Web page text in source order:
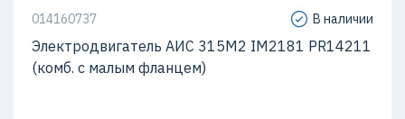
014160737 В наличии
Электродвигатель АИС 315М2 IM2181 PR14211
(комб. с малым фланцем)